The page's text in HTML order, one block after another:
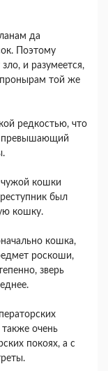
да
Поэтому
и разумеется,
той же
редкостью, что
превышающий
чужой кошки
был
кошку.
кошка,
роскоши,
зверь
очень
покоях, а с